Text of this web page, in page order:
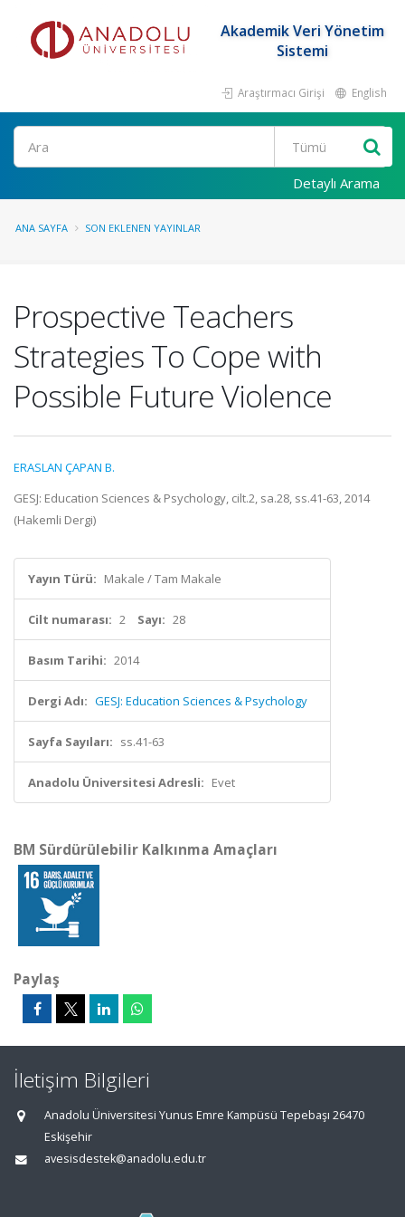
Akademik Veri Yönetim
Sistemi
Araştırmacı Girişi English
Ara
Detaylı Arama
ANA SAYFA SON EKLENEN YAYINLAR
Prospective Teachers
Strategies To Cope with
Possible Future Violence
ERASLAN ÇAPAN B.
GESJ: Education Sciences & Psychology, cilt.2, sa.28, ss.41-63, 2014
(Hakemli Dergi)
Yayın Türü: Makale / Tam Makale
Cilt numarası: 2 Sayı: 28
Basım Tarihi: 2014
Dergi Adı: GESJ: Education Sciences & Psychology
Sayfa Sayıları: ss.41-63
Anadolu Üniversitesi Adresli: Evet
BM Sürdürülebilir Kalkınma Amaçları
Paylaş
İletişim Bilgileri
Anadolu Üniversitesi Yunus Emre Kampüsü Tepebaşı 26470
Eskişehir
avesisdestek@anadolu.edu.tr